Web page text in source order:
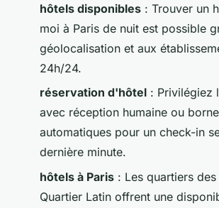
hôtels disponibles : Trouver un
moi à Paris de nuit est possible
géolocalisation et aux
24h/24.
réservation d'hôtel : Privilégiez
avec réception humaine ou
automatiques pour un check-in
dernière minute.
hôtels à Paris : Les quartiers
Quartier Latin offrent une